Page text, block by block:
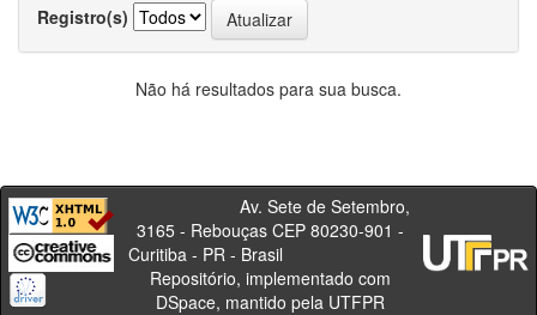
Registro(s)
Não há resultados para sua busca.
Av. Sete de Setembro,
3165 - Rebouças CEP 80230-901 -
Curitiba - PR - Brasil
Repositório, implementado com
DSpace, mantido pela UTFPR